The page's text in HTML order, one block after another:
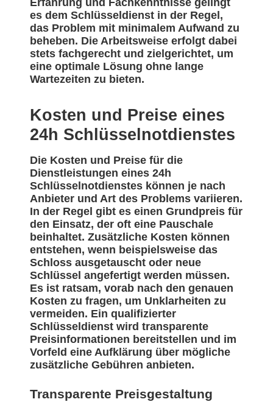
Erfahrung und Fachkenntnisse gelingt
es dem Schlüsseldienst in der Regel,
das Problem mit minimalem Aufwand zu
beheben. Die Arbeitsweise erfolgt dabei
stets fachgerecht und zielgerichtet, um
eine optimale Lösung ohne lange
Wartezeiten zu bieten.
Kosten und Preise eines
24h Schlüsselnotdienstes
Die Kosten und Preise für die
Dienstleistungen eines 24h
Schlüsselnotdienstes können je nach
Anbieter und Art des Problems variieren.
In der Regel gibt es einen Grundpreis für
den Einsatz, der oft eine Pauschale
beinhaltet. Zusätzliche Kosten können
entstehen, wenn beispielsweise das
Schloss ausgetauscht oder neue
Schlüssel angefertigt werden müssen.
Es ist ratsam, vorab nach den genauen
Kosten zu fragen, um Unklarheiten zu
vermeiden. Ein qualifizierter
Schlüsseldienst wird transparente
Preisinformationen bereitstellen und im
Vorfeld eine Aufklärung über mögliche
zusätzliche Gebühren anbieten.
Transparente Preisgestaltung